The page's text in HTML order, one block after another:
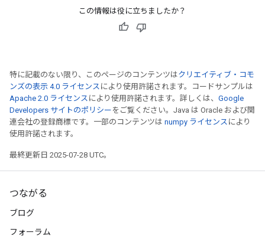
この情報は役に立ちましたか？
特に記載のない限り、このページのコンテンツはクリエイティブ・コモ
ンズの表示 4.0 ライセンス により使用許諾されます。コードサンプルは
Apache 2.0 ライセンス により使用許諾されます。詳しくは、 Google
Developers サイトのポリシー をご覧ください。Java は Oracle および関
連会社の登録商標です。一部のコンテンツは numpy ライセンス により
使用許諾されます。
最終更新日 2025-07-28 UTC。
つながる
ブログ
フォーラム